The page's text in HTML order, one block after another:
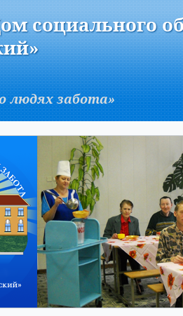
социального
людях забота»